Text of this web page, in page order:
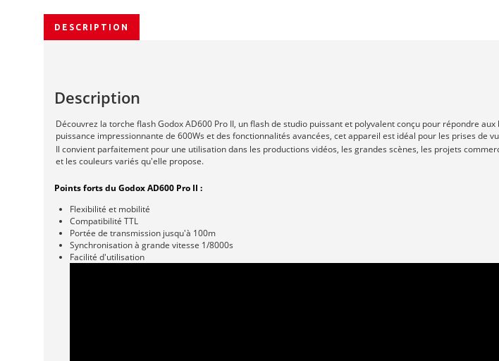
DESCRIPTION
Description
Découvrez la torche flash Godox AD600 Pro II, un flash de studio puissant et polyvalent conçu pour répondre
puissance impressionnante de 600Ws et des fonctionnalités avancées, cet appareil est idéal pour les prises de
Il convient parfaitement pour une utilisation dans les productions vidéos, les grandes scènes, les projets
et les couleurs variés qu'elle propose.
Points forts du Godox AD600 Pro II :
Flexibilité et mobilité
Compatibilité TTL
Portée de transmission jusqu'à 100m
Synchronisation à grande vitesse 1/8000s
Facilité d'utilisation